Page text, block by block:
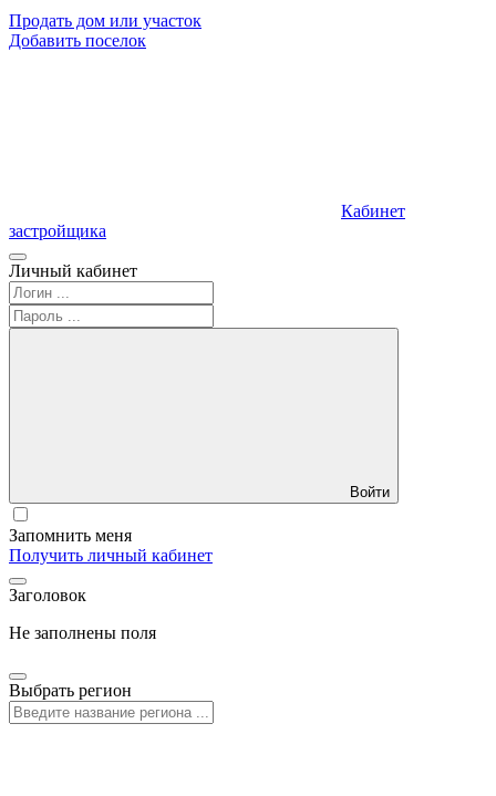
Продать дом или участок
Добавить поселок
Кабинет
застройщика
Личный кабинет
Войти
Запомнить меня
Получить личный кабинет
Заголовок
Не заполнены поля
Выбрать регион